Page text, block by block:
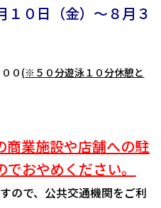
１０日（金）～８月３
０ (※５０分遊泳１０分休憩と
商業施設や店舗への駐
おやめください。
ので、公共交通機関をご利